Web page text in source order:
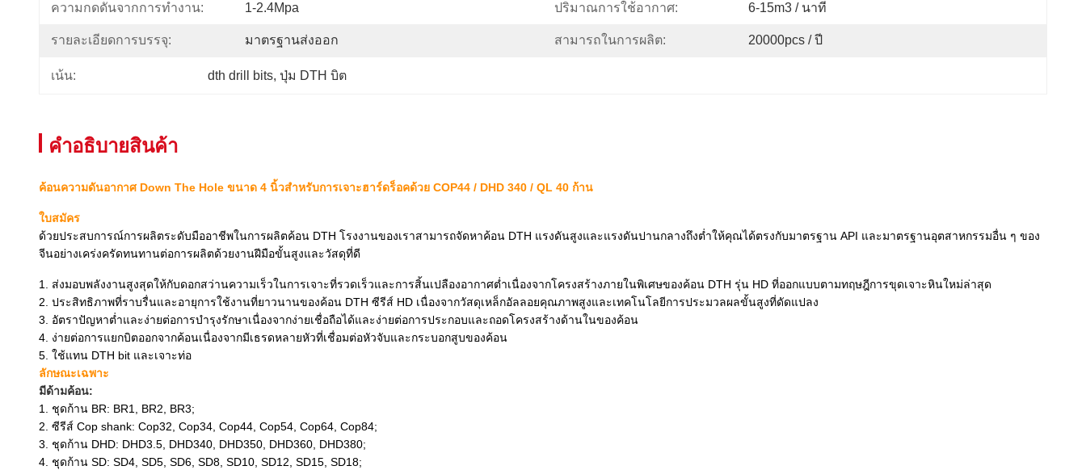
ความกดดันจากการทำงาน: 1-2.4Mpa ปริมาณการใช้อากาศ: 6-15m3 / นาที
รายละเอียดการบรรจุ: มาตรฐานส่งออก สามารถในการผลิต: 20000pcs / ปี
เน้น: dth drill bits, ปุ่ม DTH บิต
คําอธิบายสินค้า
ค้อนความดันอากาศ Down The Hole ขนาด 4 นิ้วสำหรับการเจาะฮาร์ดร็อคด้วย COP44 / DHD 340 / QL 40 ก้าน
ใบสมัคร
ด้วยประสบการณ์การผลิตระดับมืออาชีพในการผลิตค้อน DTH โรงงานของเราสามารถจัดหาค้อน DTH แรงดันสูงและแรงดันปานกลางถึงต่ำให้คุณได้ตรงกับมาตรฐาน API และมาตรฐานอุตสาหกรรมอื่น ๆ ของ
จีนอย่างเคร่งครัดทนทานต่อการผลิตด้วยงานฝีมือขั้นสูงและวัสดุที่ดี
1. ส่งมอบพลังงานสูงสุดให้กับดอกสว่านความเร็วในการเจาะที่รวดเร็วและการสิ้นเปลืองอากาศต่ำเนื่องจากโครงสร้างภายในพิเศษของค้อน DTH รุ่น HD ที่ออกแบบตามทฤษฎีการขุดเจาะหินใหม่ล่าสุด
2. ประสิทธิภาพที่ราบรื่นและอายุการใช้งานที่ยาวนานของค้อน DTH ซีรีส์ HD เนื่องจากวัสดุเหล็กอัลลอยคุณภาพสูงและเทคโนโลยีการประมวลผลขั้นสูงที่ดัดแปลง
3. อัตราปัญหาต่ำและง่ายต่อการบำรุงรักษาเนื่องจากง่ายเชื่อถือได้และง่ายต่อการประกอบและถอดโครงสร้างด้านในของค้อน
4. ง่ายต่อการแยกบิตออกจากค้อนเนื่องจากมีเธรดหลายหัวที่เชื่อมต่อหัวจับและกระบอกสูบของค้อน
5. ใช้แทน DTH bit และเจาะท่อ
ลักษณะเฉพาะ
มีด้ามค้อน:
1. ชุดก้าน BR: BR1, BR2, BR3;
2. ซีรีส์ Cop shank: Cop32, Cop34, Cop44, Cop54, Cop64, Cop84;
3. ชุดก้าน DHD: DHD3.5, DHD340, DHD350, DHD360, DHD380;
4. ชุดก้าน SD: SD4, SD5, SD6, SD8, SD10, SD12, SD15, SD18;